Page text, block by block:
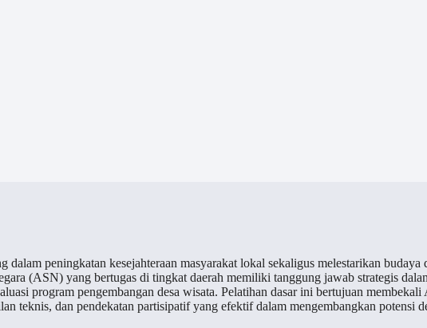
dalam peningkatan kesejahteraan masyarakat lokal sekaligus melestarikan budaya
(ASN) yang bertugas di tingkat daerah memiliki tanggung jawab strategis
program pengembangan desa wisata. Pelatihan dasar ini bertujuan membekali
teknis, dan pendekatan partisipatif yang efektif dalam mengembangkan potensi